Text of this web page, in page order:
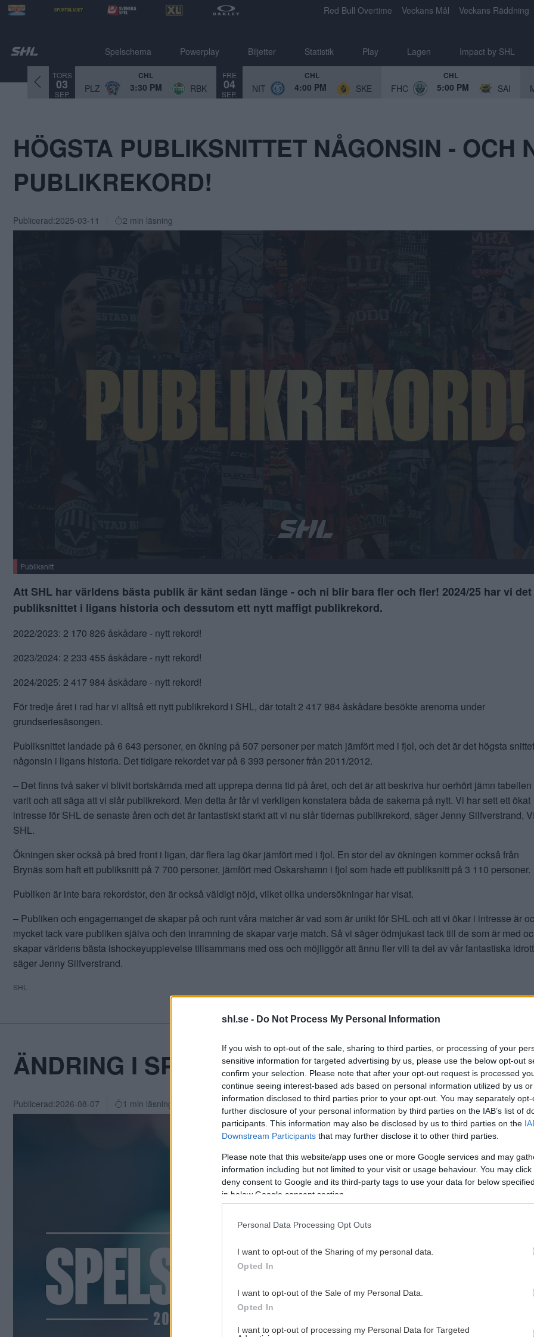
shl.se - Do Not Process My Personal Information
If you wish to opt-out of the sale, sharing to third parties, or processing of your
sensitive information for targeted advertising by us, please use the below opt-out
confirm your selection. Please note that after your opt-out request is processed
continue seeing interest-based ads based on personal information utilized by us
information disclosed to third parties prior to your opt-out. You may separately
further disclosure of your personal information by third parties on the IAB’s list of
participants. This information may also be disclosed by us to third parties on the
Downstream Participants that may further disclose it to other third parties.
Please note that this website/app uses one or more Google services and may
information including but not limited to your visit or usage behaviour. You may
deny consent to Google and its third-party tags to use your data for below
in below Google consent section.
Personal Data Processing Opt Outs
I want to opt-out of the Sharing of my personal data.
Opted In
I want to opt-out of the Sale of my Personal Data.
Opted In
I want to opt-out of processing my Personal Data for Targeted
Red Bull Overtime Veckans Mål Veckans Räddning
Spelschema Powerplay Biljetter Statistik Play Lagen Impact by SHL
TORS
03
SEP.
CHL
PLZ 3:30 PM RBK
FRE
04
SEP.
CHL
NIT 4:00 PM SKE
CHL
FHC 5:00 PM SAI
HÖGSTA PUBLIKSNITTET NÅGONSIN - OCH
PUBLIKREKORD!
Publicerad:2025-03-11 2 min läsning
Publiksnitt
Att SHL har världens bästa publik är känt sedan länge - och ni blir bara fler och fler! 2024/25 har vi
publiksnittet i ligans historia och dessutom ett nytt maffigt publikrekord.
2022/2023: 2 170 826 åskådare - nytt rekord!
2023/2024: 2 233 455 åskådare - nytt rekord!
2024/2025: 2 417 984 åskådare - nytt rekord!
För tredje året i rad har vi alltså ett nytt publikrekord i SHL, där totalt 2 417 984 åskådare besökte arenorna under
grundseriesäsongen.
Publiksnittet landade på 6 643 personer, en ökning på 507 personer per match jämfört med i fjol, och det är det högsta snittet
någonsin i ligans historia. Det tidigare rekordet var på 6 393 personer från 2011/2012.
– Det finns två saker vi blivit bortskämda med att upprepa denna tid på året, och det är att beskriva hur oerhört jämn tabellen
varit och att säga att vi slår publikrekord. Men detta år får vi verkligen konstatera båda de sakerna på nytt. Vi har sett ett ökat
intresse för SHL de senaste åren och det är fantastiskt starkt att vi nu slår tidernas publikrekord, säger Jenny Silfverstrand,
SHL.
Ökningen sker också på bred front i ligan, där flera lag ökar jämfört med i fjol. En stor del av ökningen kommer också från
Brynäs som haft ett publiksnitt på 7 700 personer, jämfört med Oskarshamn i fjol som hade ett publiksnitt på 3 110 personer.
Publiken är inte bara rekordstor, den är också väldigt nöjd, vilket olika undersökningar har visat.
– Publiken och engagemanget de skapar på och runt våra matcher är vad som är unikt för SHL och att vi ökar i intresse är
mycket tack vare publiken själva och den inramning de skapar varje match. Så vi säger ödmjukast tack till de som är med
skapar världens bästa ishockeyupplevelse tillsammans med oss och möjliggör att ännu fler vill ta del av vår fantastiska
säger Jenny Silfverstrand.
SHL
ÄNDRING I SPELSCHEMAT 2026/2027
Publicerad:2026-08-07 1 min läsning